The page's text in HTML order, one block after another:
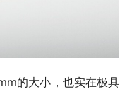
的大小，也实在极具